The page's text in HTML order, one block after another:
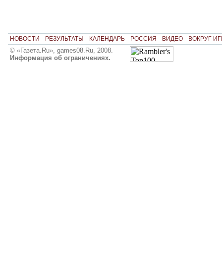
НОВОСТИ РЕЗУЛЬТАТЫ КАЛЕНДАРЬ РОССИЯ ВИДЕО ВОКРУГ
© «Газета.Ru», games08.Ru, 2008.
Информация об ограничениях.